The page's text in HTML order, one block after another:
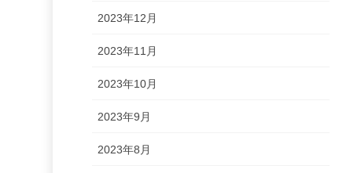
2023年12月
2023年11月
2023年10月
2023年9月
2023年8月